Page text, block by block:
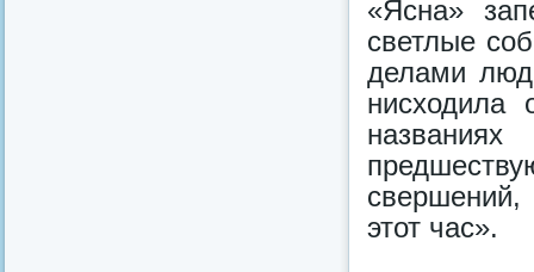
«Ясна»
светлые
делами
нисходила
этот час».